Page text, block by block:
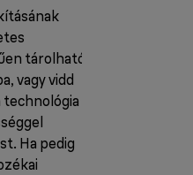
tárolható.
vagy vidd
technológia
Ha pedig